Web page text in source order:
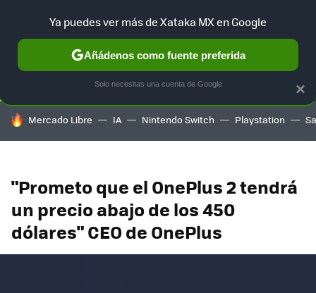
SELECCIÓN GAMING HOME AUTO TERRITORIO
HOY SE HABLA DE
Mercado Libre IA Nintendo Switch Playstation
"Prometo que el OnePlus 2 tendrá
un precio abajo de los 450
dólares" CEO de OnePlus
×
Ya puedes ver más de Xataka MX en Google
Añádenos como fuente preferida
Solo necesitas una cuenta de Google